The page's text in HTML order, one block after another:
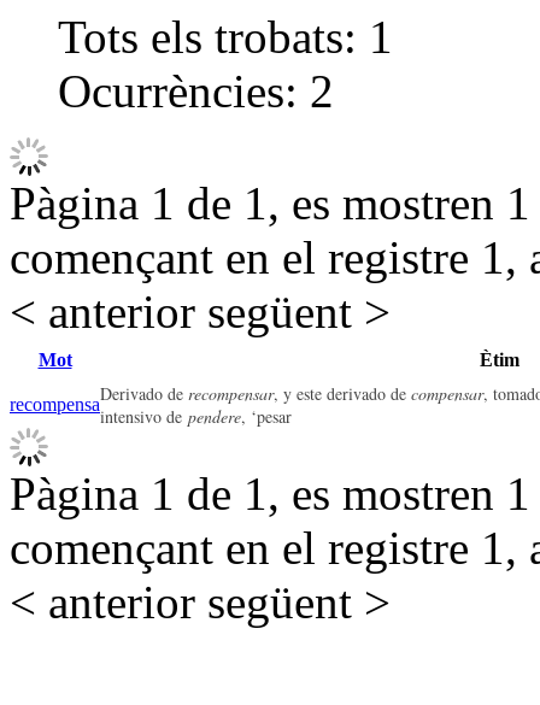
Tots els trobats: 1
Ocurrències: 2
Pàgina 1 de 1, es mostren
començant en el registre 1,
< anterior següent >
Mot Ètim
recompensaDerivado de recompensar, y este derivado de compensar,
intensivo de pendere, ‘pesar
Pàgina 1 de 1, es mostren
començant en el registre 1,
< anterior següent >